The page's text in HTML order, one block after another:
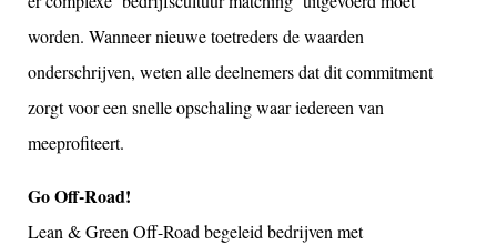
worden. Wanneer nieuwe toetreders de waarden
onderschrijven, weten alle deelnemers dat dit commitment
zorgt voor een snelle opschaling waar iedereen van
meeprofiteert.
Go Off-Road!
Lean & Green Off-Road begeleid bedrijven met